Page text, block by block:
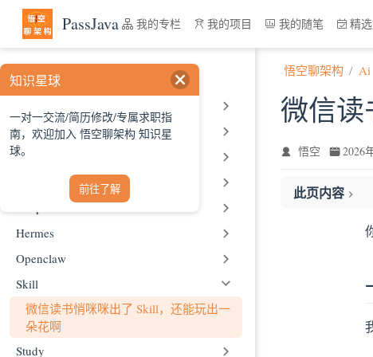
跳至主要內容
PassJava 我的专栏 我的项目 我的随笔 精
人工智能
Claude
Codebuddy
Company Practice
Hermes
Openclaw
Skill
微信读书悄咪咪出了 Skill，还能玩出一
朵花啊
Study
悟空聊架构 Ai
微信
悟空 2026
此页内容
二、阅读统计
四、书籍搜索
六、书籍详情
知识星球
一对一交流/简历修改/专属求职指
南，欢迎加入 悟空聊架构 知识星
球。
前往了解